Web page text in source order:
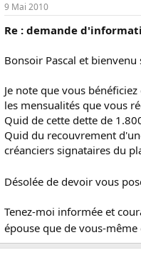
9 Mai 2010
Re : demande
Bonsoir Pascal et
Je note que vous
les mensualités que vous
Quid de cette dette de
Quid du recouvrement
créanciers signataires du
Désolée de devoir vous
Tenez-moi informée et
épouse que de vous-